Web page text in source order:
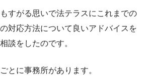
すがる思いで法テラスにこれまでの
対応方法について良いアドバイスを
談をしたのです。
とに事務所があります。